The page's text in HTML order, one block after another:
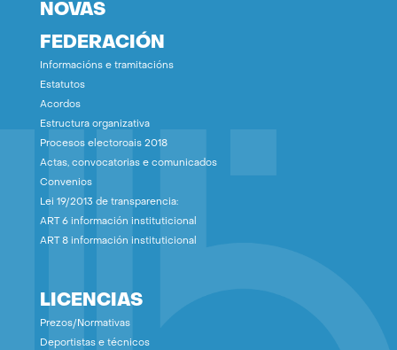
NOVAS
FEDERACIÓN
Informacións e tramitacións
Estatutos
Acordos
Estructura organizativa
Procesos electoroais 2018
Actas, convocatorias e comunicados
Convenios
Lei 19/2013 de transparencia:
ART 6 información instituticional
ART 8 información instituticional
LICENCIAS
Prezos/Normativas
Deportistas e técnicos